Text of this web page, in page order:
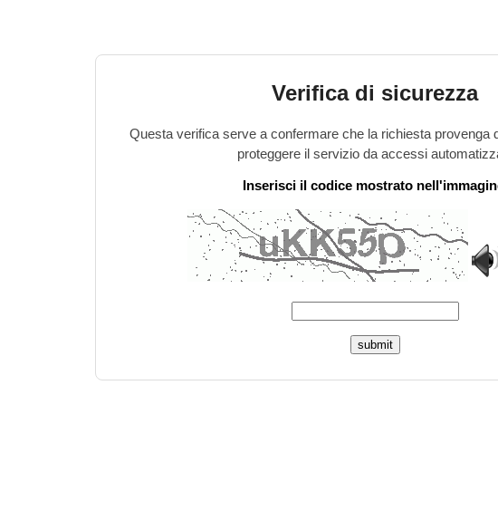
Verifica di sicurezza
Questa verifica serve a confermare che la richiesta provenga
proteggere il servizio da accessi
Inserisci il codice mostrato
submit